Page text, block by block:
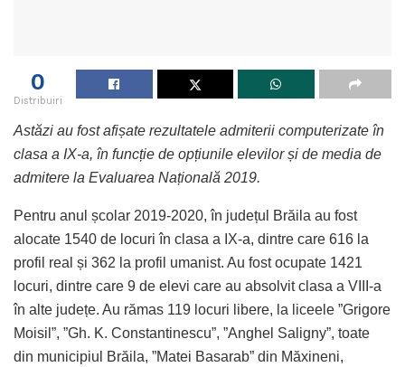
0
Distribuiri
Astăzi au fost afișate rezultatele admiterii computerizate în
clasa a IX-a, în funcție de opțiunile elevilor și de media de
admitere la Evaluarea Națională 2019.
Pentru anul școlar 2019-2020, în județul Brăila au fost
alocate 1540 de locuri în clasa a IX-a, dintre care 616 la
profil real și 362 la profil umanist. Au fost ocupate 1421
locuri, dintre care 9 de elevi care au absolvit clasa a VIII-a
în alte județe. Au rămas 119 locuri libere, la liceele ”Grigore
Moisil”, ”Gh. K. Constantinescu”, ”Anghel Saligny”, toate
din municipiul Brăila, ”Matei Basarab” din Măxineni,